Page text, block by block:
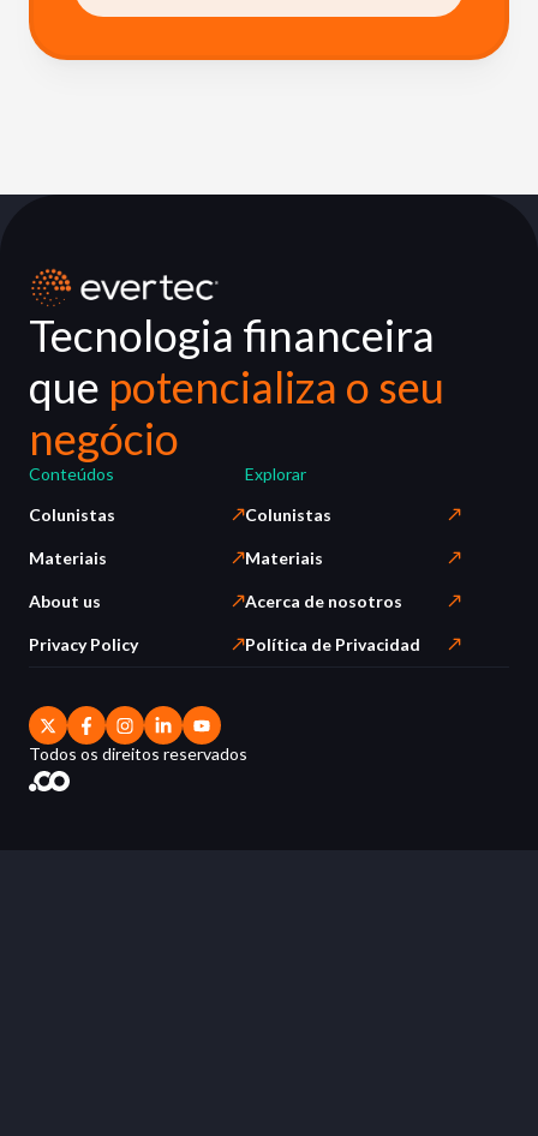
Tecnologia financeira
que potencializa o seu
negócio
Conteúdos
Colunistas
Materiais
About us
Privacy Policy
Explorar
Colunistas
Materiais
Acerca de nosotros
Política de Privacidad
Todos os direitos reservados